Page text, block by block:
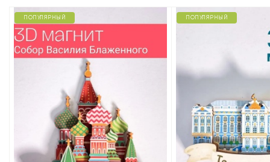
ПОПУЛЯРНЫЙ ПОПУЛЯРНЫЙ